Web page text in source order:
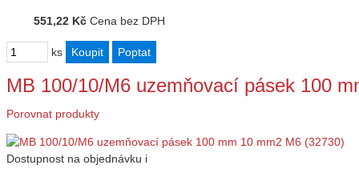
551,22 Kč Cena bez DPH
ks
MB 100/10/M6 uzemňovací pásek 100
Porovnat produkty
Dostupnost na objednávku i